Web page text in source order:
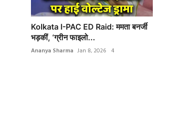
Kolkata I-PAC ED Raid: ममता बनर्जी
भड़कीं, ‘ग्रीन फाइलो...
Ananya Sharma Jan 8, 2026 4